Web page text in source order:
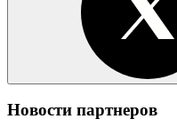
Новости партнеров